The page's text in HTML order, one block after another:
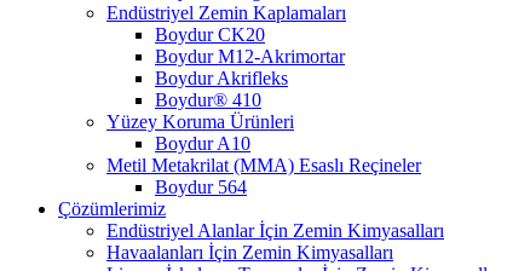
Endüstriyel Zemin Kaplamaları
Boydur CK20
Boydur M12-Akrimortar
Boydur Akrifleks
Boydur® 410
Yüzey Koruma Ürünleri
Boydur A10
Metil Metakrilat (MMA) Esaslı Reçineler
Boydur 564
Çözümlerimiz
Endüstriyel Alanlar İçin Zemin Kimyasalları
Havaalanları İçin Zemin Kimyasalları